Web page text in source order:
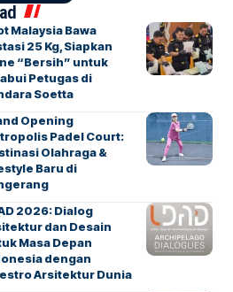
Malaysia Bawa
25 Kg, Siapkan
“Bersih” untuk
Petugas di
Soetta
Opening
Padel Court:
Olahraga &
Baru di
2026: Dialog
dan Desain
Masa Depan
dengan
Arsitektur Dunia